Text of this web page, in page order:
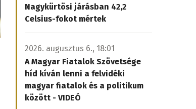
Nagykürtösi járásban 42,2
Celsius-fokot mértek
2026. augusztus 6., 18:01
A Magyar Fiatalok Szövetsége
híd kíván lenni a felvidéki
magyar fiatalok és a politikum
között - VIDEÓ